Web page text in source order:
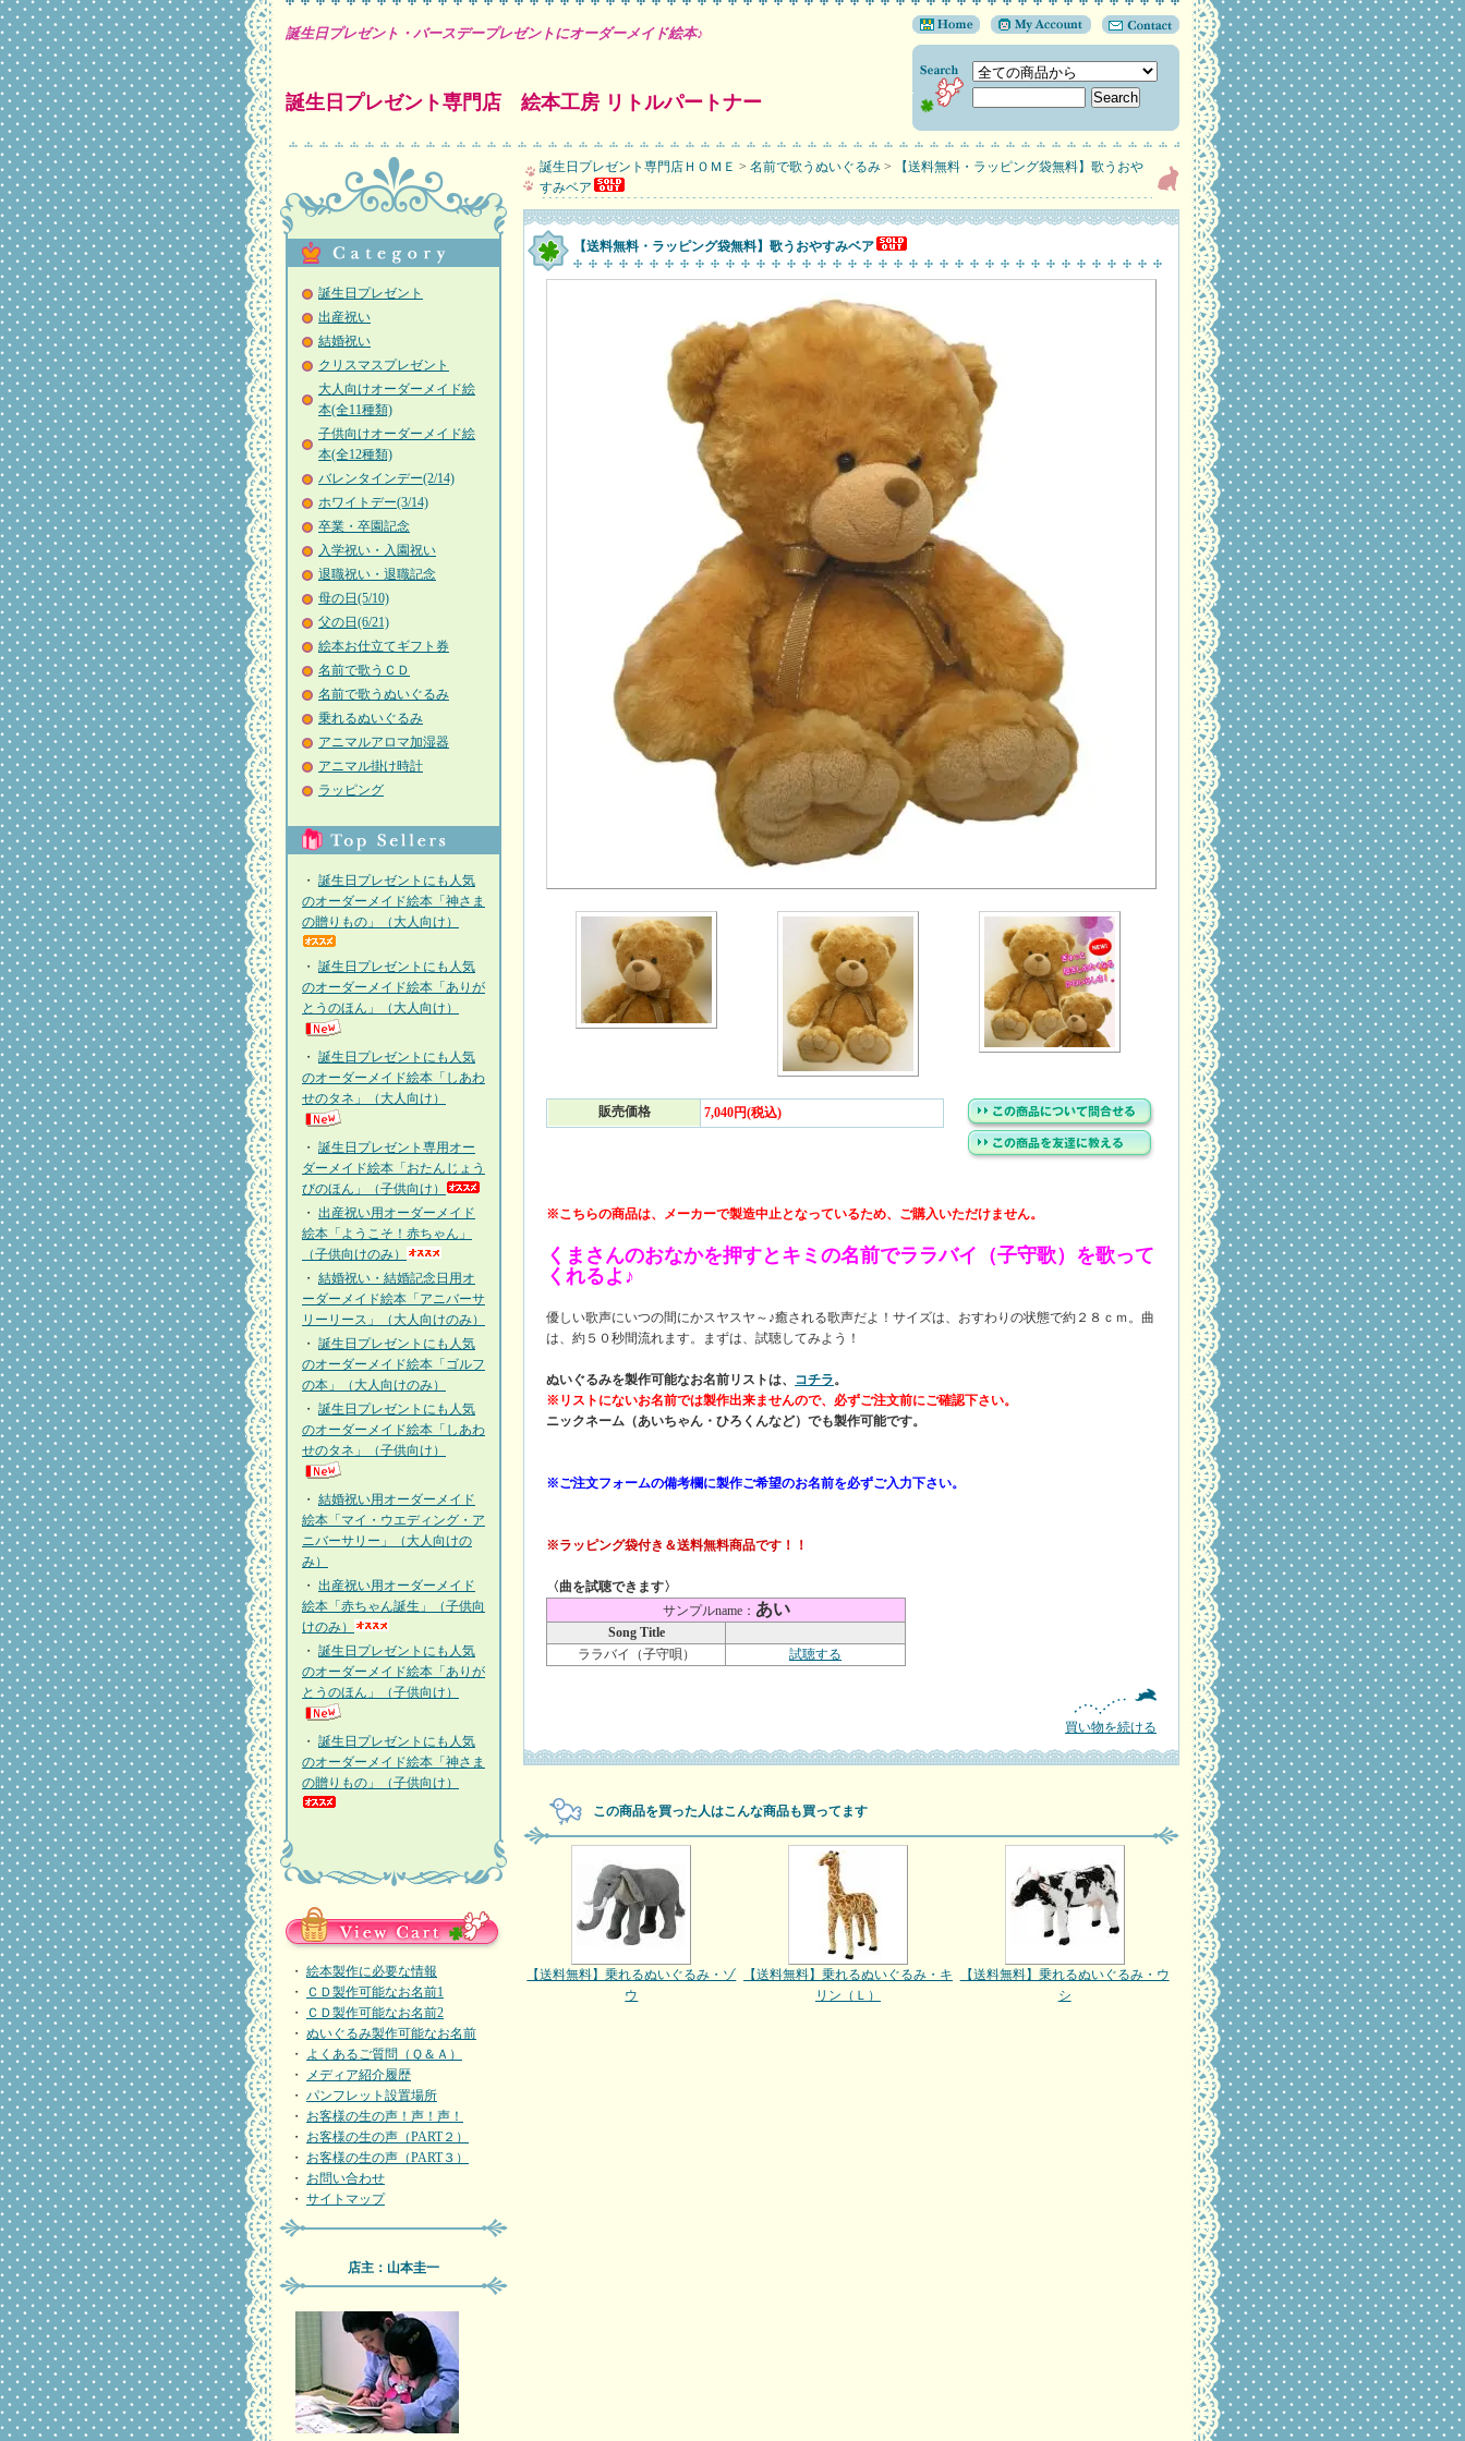
誕生日プレゼント・バースデープレゼントにオーダーメイド絵本♪
誕生日プレゼント専門店 絵本工房 リトルパートナー
誕生日プレゼント
出産祝い
結婚祝い
クリスマスプレゼント
大人向けオーダーメイド絵
本(全11種類)
子供向けオーダーメイド絵
本(全12種類)
バレンタインデー(2/14)
ホワイトデー(3/14)
卒業・卒園記念
入学祝い・入園祝い
退職祝い・退職記念
母の日(5/10)
父の日(6/21)
絵本お仕立てギフト券
名前で歌うＣＤ
名前で歌うぬいぐるみ
乗れるぬいぐるみ
アニマルアロマ加湿器
アニマル掛け時計
ラッピング
・ 誕生日プレゼントにも人気
のオーダーメイド絵本「神さま
の贈りもの」（大人向け）
・ 誕生日プレゼントにも人気
のオーダーメイド絵本「ありが
とうのほん」（大人向け）
・ 誕生日プレゼントにも人気
のオーダーメイド絵本「しあわ
せのタネ」（大人向け）
・ 誕生日プレゼント専用オー
ダーメイド絵本「おたんじょう
びのほん」（子供向け）
・ 出産祝い用オーダーメイド
絵本「ようこそ！赤ちゃん」
（子供向けのみ）
・ 結婚祝い・結婚記念日用オ
ーダーメイド絵本「アニバーサ
リーリース」（大人向けのみ）
・ 誕生日プレゼントにも人気
のオーダーメイド絵本「ゴルフ
の本」（大人向けのみ）
・ 誕生日プレゼントにも人気
のオーダーメイド絵本「しあわ
せのタネ」（子供向け）
・ 結婚祝い用オーダーメイド
絵本「マイ・ウエディング・ア
ニバーサリー」（大人向けの
み）
・ 出産祝い用オーダーメイド
絵本「赤ちゃん誕生」（子供向
けのみ）
・ 誕生日プレゼントにも人気
のオーダーメイド絵本「ありが
とうのほん」（子供向け）
・ 誕生日プレゼントにも人気
のオーダーメイド絵本「神さま
の贈りもの」（子供向け）
・ 絵本製作に必要な情報
・
ＣＤ製作可能なお名前1
・
ＣＤ製作可能なお名前2
・ ぬいぐるみ製作可能なお名前
・ よくあるご質問（Ｑ＆Ａ）
・
メディア紹介履歴
・ パンフレット設置場所
・ お客様の生の声！声！声！
・ お客様の生の声（PART２）
・ お客様の生の声（PART３）
・ お問い合わせ
・ サイトマップ
店主：山本圭一
誕生日プレゼント専門店ＨＯＭＥ > 名前で歌うぬいぐるみ >
【送料無料・ラッピング袋無料】歌うおや
すみベア
【送料無料・ラッピング袋無料】歌うおやすみベア
販売価格 7,040円(税込)
※こちらの商品は、メーカーで製造中止となっているため、ご購入いただけません。
くまさんのおなかを押すとキミの名前でララバイ（子守歌）を歌って
くれるよ♪
優しい歌声にいつの間にかスヤスヤ～♪癒される歌声だよ！サイズは、おすわりの状態で約２８ｃｍ。曲
は、約５０秒間流れます。まずは、試聴してみよう！
ぬいぐるみを製作可能なお名前リストは、 コチラ。
※リストにないお名前では製作出来ませんので、必ずご注文前にご確認下さい。
ニックネーム（あいちゃん・ひろくんなど）でも製作可能です。
※ご注文フォームの備考欄に製作ご希望のお名前を必ずご入力下さい。
※ラッピング袋付き＆送料無料商品です！！
〈曲を試聴できます〉
サンプルname： あい
Song Title
ララバイ（子守唄）
試聴する
買い物を続ける
この商品を買った人はこんな商品も買ってます
【送料無料】乗れるぬいぐるみ・ゾ
ウ
【送料無料】乗れるぬいぐるみ・キ
リン（Ｌ）
【送料無料】乗れるぬいぐるみ・ウ
シ